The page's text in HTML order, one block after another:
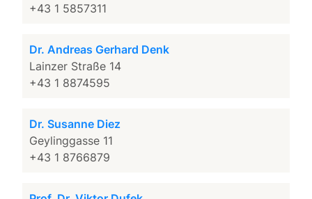
+43 1 5857311
Dr. Andreas Gerhard Denk
Lainzer Straße 14
+43 1 8874595
Dr. Susanne Diez
Geylinggasse 11
+43 1 8766879